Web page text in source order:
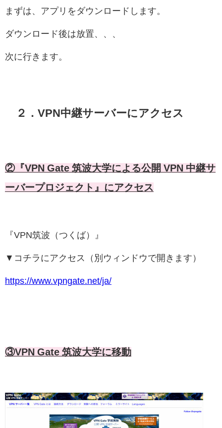
まずは、アプリをダウンロードします。
ダウンロード後は放置、、、
次に行きます。
２．VPN中継サーバーにアクセス
②『VPN Gate 筑波大学による公開 VPN 中継サ
ーバープロジェクト』にアクセス
『VPN筑波（つくば）』
▼コチラにアクセス（別ウィンドウで開きます）
https://www.vpngate.net/ja/
③VPN Gate 筑波大学に移動